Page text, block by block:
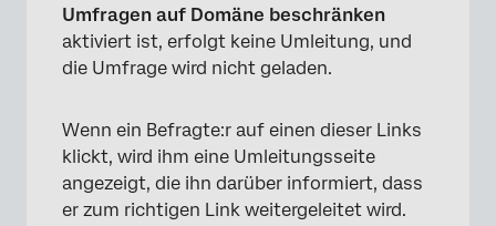
Umfragen auf Domäne beschränken
aktiviert ist, erfolgt keine Umleitung, und
die Umfrage wird nicht geladen.
Wenn ein Befragte:r auf einen dieser Links
klickt, wird ihm eine Umleitungsseite
angezeigt, die ihn darüber informiert, dass
er zum richtigen Link weitergeleitet wird.